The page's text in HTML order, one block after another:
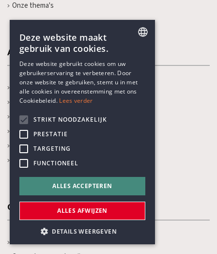
Onze thema's
Activiteiten
In de kijker
Kalender
Recente activiteiten
Prijs Vrijzinnig Humanisme
Boekenprijs
Karel Poma-lezing
Onze thema's
Jaarthema
DUTCH
Deze website maakt
gebruik van cookies.
Deze website gebruikt cookies om uw
gebruikerservaring te verbeteren. Door
onze website te gebruiken, stemt u in met
alle cookies in overeenstemming met ons
Cookiebeleid. Lees verder
STRIKT NOODZAKELIJK
PRESTATIE
TARGETING
FUNCTIONEEL
ALLES ACCEPTEREN
ALLES AFWIJZEN
DETAILS WEERGEVEN